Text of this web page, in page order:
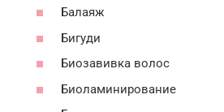
Балаяж
Бигуди
Биозавивка волос
Биоламинирование